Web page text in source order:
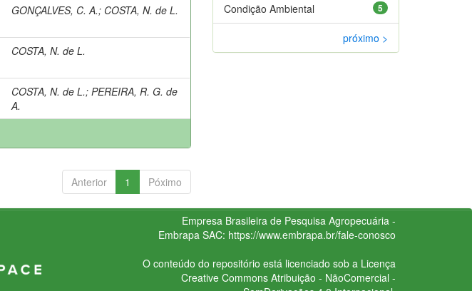
GONÇALVES, C. A.; COSTA, N. de L.
COSTA, N. de L.
COSTA, N. de L.;PEREIRA, R. G. de
A.
Anterior 1 Póximo
5
Condição Ambiental
próximo >
Empresa Brasileira de Pesquisa Agropecuária -
Embrapa SAC: https://www.embrapa.br/fale-conosco
O conteúdo do repositório está licenciado sob a Licença
Creative CommonsAtribuição - NãoComercial -